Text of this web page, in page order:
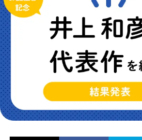
2.5次元 配信・Vtuber
アニメ映画一覧 実写
今期アニメ曜日別一覧
春アニメ